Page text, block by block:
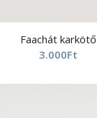
Faachát karkötő
3.000Ft